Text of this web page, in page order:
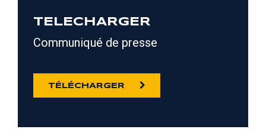
TELECHARGER
Communiqué de presse
TÉLÉCHARGER